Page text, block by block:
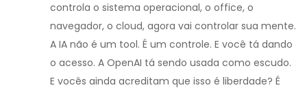
controla o sistema operacional, o office, o
navegador, o cloud, agora vai controlar sua mente.
A IA não é um tool. É um controle. E você tá dando
o acesso. A OpenAI tá sendo usada como escudo.
E vocês ainda acreditam que isso é liberdade? É